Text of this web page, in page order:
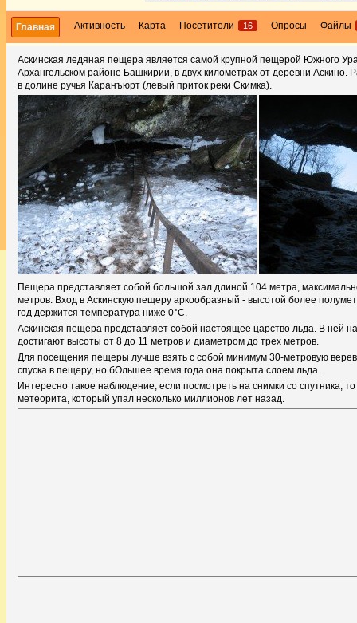
Главная Активность Карта Посетители 16 Опросы Файлы
Аскинская ледяная пещера является самой крупной пещерой Южного
Архангельском районе Башкирии, в двух километрах от деревни
в долине ручья Каранъюрт (левый приток реки Скимка).
Пещера представляет собой большой зал длиной 104 метра,
метров. Вход в Аскинскую пещеру аркообразный - высотой более
год держится температура ниже 0°С.
Аскинская пещера представляет собой настоящее царство льда. В ней
достигают высоты от 8 до 11 метров и диаметром до трех метров.
Для посещения пещеры лучше взять с собой минимум 30-метровую
спуска в пещеру, но бОльшее время года она покрыта слоем льда.
Интересно такое наблюдение, если посмотреть на снимки со спутника,
метеорита, который упал несколько миллионов лет назад.